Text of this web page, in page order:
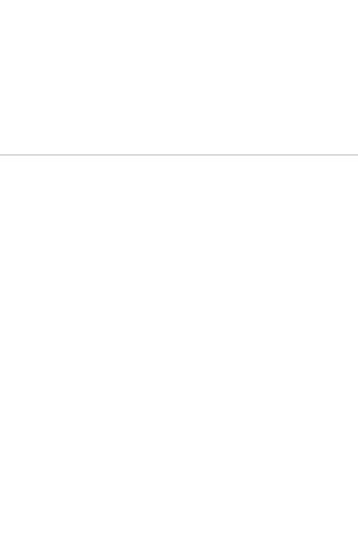
Pod displejem se například
je také rozpoznávání
v tomto telefonu